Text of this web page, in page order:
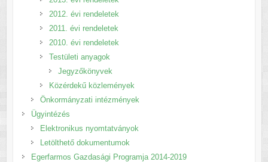
2012. évi rendeletek
2011. évi rendeletek
2010. évi rendeletek
Testületi anyagok
Jegyzőkönyvek
Közérdekű közlemények
Önkormányzati intézmények
Ügyintézés
Elektronikus nyomtatványok
Letölthető dokumentumok
Egerfarmos Gazdasági Programja 2014-2019